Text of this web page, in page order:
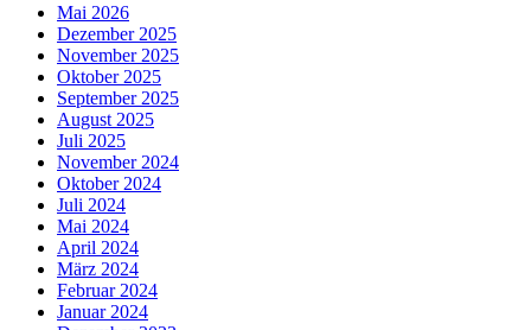
Mai 2026
Dezember 2025
November 2025
Oktober 2025
September 2025
August 2025
Juli 2025
November 2024
Oktober 2024
Juli 2024
Mai 2024
April 2024
März 2024
Februar 2024
Januar 2024